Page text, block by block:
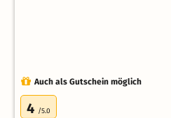
Auch als Gutschein möglich
4 /5.0